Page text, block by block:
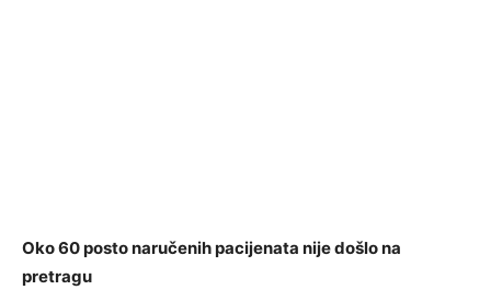
Oko 60 posto naručenih pacijenata nije došlo na
pretragu